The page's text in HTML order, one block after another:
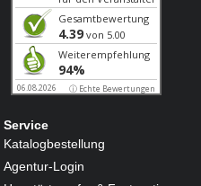
Service
Katalogbestellung
Agentur-Login